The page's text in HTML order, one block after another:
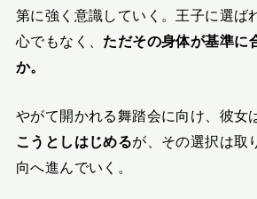
第に強く意識していく。王子に選ば
心でもなく、 ただその身体が基準に
か。
やがて開かれる舞踏会に向け、彼女
こうとしはじめるが、その選択は取
向へ進んでいく。